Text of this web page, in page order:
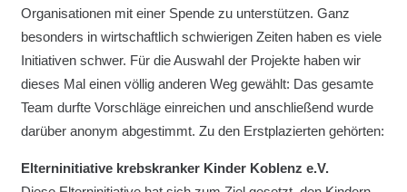
Organisationen mit einer Spende zu unterstützen. Ganz
besonders in wirtschaftlich schwierigen Zeiten haben es viele
Initiativen schwer. Für die Auswahl der Projekte haben wir
dieses Mal einen völlig anderen Weg gewählt: Das gesamte
Team durfte Vorschläge einreichen und anschließend wurde
darüber anonym abgestimmt. Zu den Erstplazierten gehörten:
Elterninitiative krebskranker Kinder Koblenz e.V.